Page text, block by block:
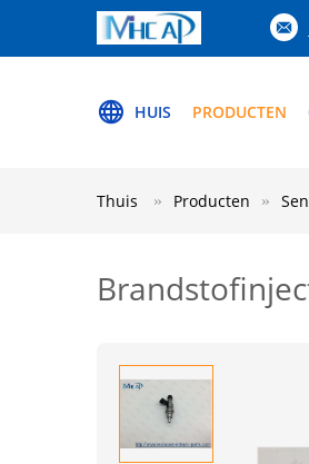
HUIS PRODUCTEN
Thuis Producten